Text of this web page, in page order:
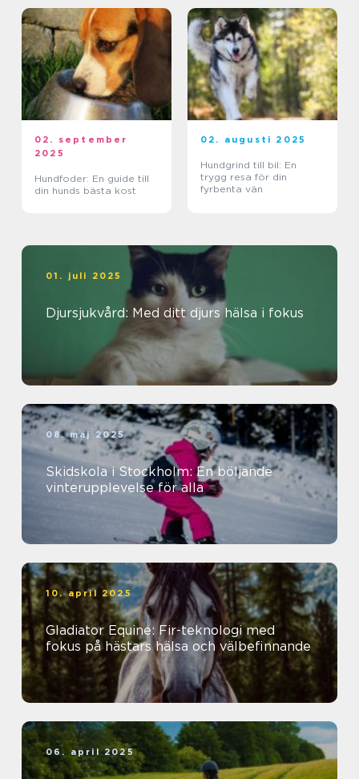
02. september
2025
Hundfoder: En guide till
din hunds bästa kost
02. augusti 2025
Hundgrind till bil: En
trygg resa för din
fyrbenta vän
01. juli 2025
Djursjukvård: Med ditt djurs hälsa i fokus
08. maj 2025
Skidskola i Stockholm: En böljande
vinterupplevelse för alla
10. april 2025
Gladiator Equine: Fir-teknologi med
fokus på hästars hälsa och välbefinnande
06. april 2025